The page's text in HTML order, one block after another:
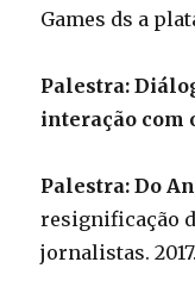
Games ds a
Palestra:
interação com
Palestra: Do
resignificação
jornalistas.